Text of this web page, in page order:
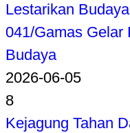
Lestarikan
041/Gamas Gelar
Budaya
2026-06-05
8
Kejagung Tahan